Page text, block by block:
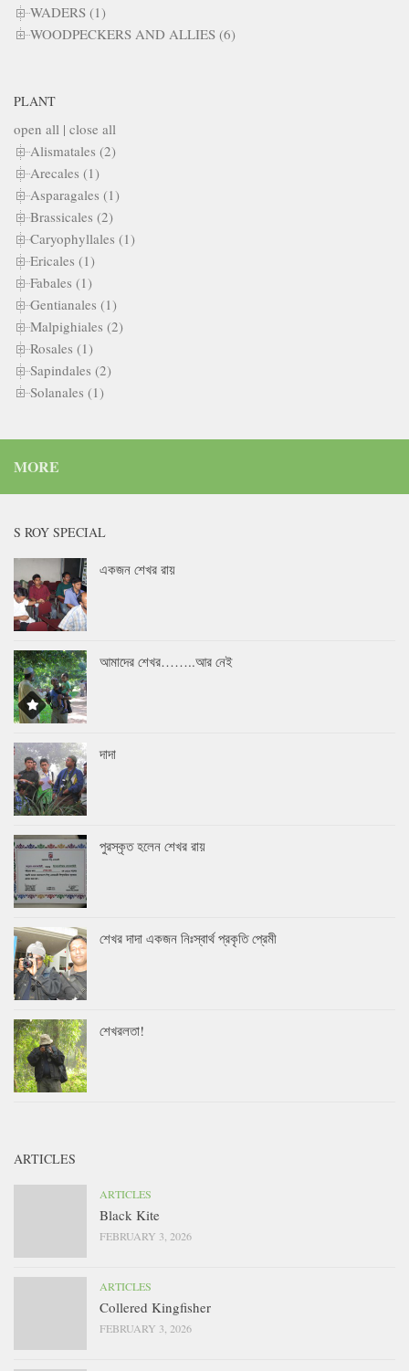
WADERS (1)
WOODPECKERS AND ALLIES (6)
PLANT
open all | close all
Alismatales (2)
Arecales (1)
Asparagales (1)
Brassicales (2)
Caryophyllales (1)
Ericales (1)
Fabales (1)
Gentianales (1)
Malpighiales (2)
Rosales (1)
Sapindales (2)
Solanales (1)
MORE
S ROY SPECIAL
একজন শেখর রায়
আমাদের শেখর……..আর নেই
দাদা
পুরস্কৃত হলেন শেখর রায়
শেখর দাদা একজন নিঃস্বার্থ প্রকৃতি প্রেমী
শেখরলতা!
ARTICLES
ARTICLES
Black Kite
FEBRUARY 3, 2026
ARTICLES
Collered Kingfisher
FEBRUARY 3, 2026